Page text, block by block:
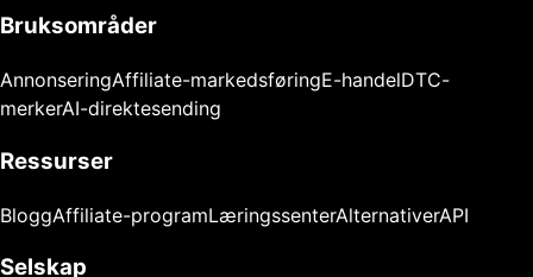
Bruksområder
AnnonseringAffiliate-markedsføringE-handelDTC-
merkerAI-direktesending
Ressurser
BloggAffiliate-programLæringssenterAlternativerAPI
Selskap